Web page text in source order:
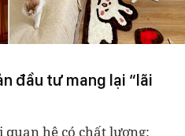
đầu tư mang lại “lãi
hệ có chất lượng: